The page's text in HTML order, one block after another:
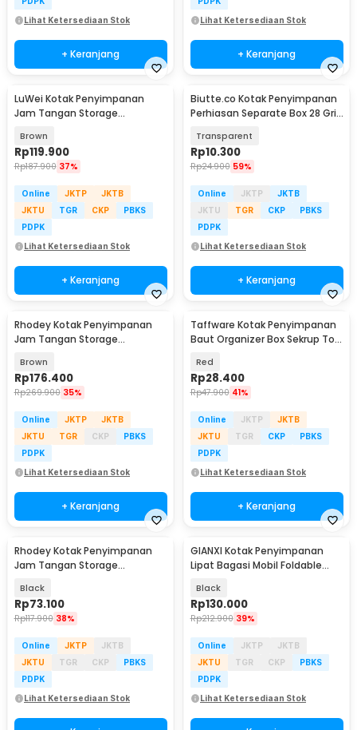
Lihat Ketersediaan Stok
+ Keranjang
Lihat Ketersediaan Stok
+ Keranjang
LuWei Kotak Penyimpanan
Jam Tangan Storage
SKW147
Brown
Rp119.900
Rp187.900 37%
Online JKTP
JKTB
JKTU
TGR CKP
PBKS
PDPK
Lihat Ketersediaan Stok
+ Keranjang
Biutte.co Kotak Penyimpanan
Perhiasan Separate Box 28 Grid
Transparent
Rp10.300
Rp24.900 59%
Online JKTP
JKTB
JKTU
TGR CKP
PBKS
PDPK
Lihat Ketersediaan Stok
+ Keranjang
Rhodey Kotak Penyimpanan
Jam Tangan Storage
SKW154-FG
Brown
Rp176.400
Rp269.900 35%
Online JKTP
JKTB
JKTU
TGR CKP
PBKS
PDPK
Lihat Ketersediaan Stok
+ Keranjang
Taffware Kotak Penyimpanan
Baut Organizer Box Sekrup Tool
Red
Rp28.400
Rp47.900 41%
Online JKTP
JKTB
JKTU
TGR CKP
PBKS
PDPK
Lihat Ketersediaan Stok
+ Keranjang
Rhodey Kotak Penyimpanan
Jam Tangan Storage
LS-006
Black
Rp73.100
Rp117.900 38%
Online JKTP
JKTB
JKTU
TGR CKP
PBKS
PDPK
Lihat Ketersediaan Stok
GIANXI Kotak Penyimpanan
Lipat Bagasi Mobil Foldable
Black
Rp130.000
Rp212.900 39%
Online JKTP
JKTB
JKTU
TGR CKP
PBKS
PDPK
Lihat Ketersediaan Stok